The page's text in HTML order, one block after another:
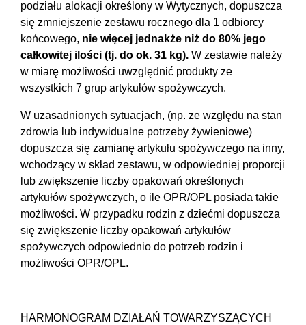
podziału alokacji określony w Wytycznych, dopuszcza
się zmniejszenie zestawu rocznego dla 1 odbiorcy
końcowego, nie więcej jednakże niż do 80% jego
całkowitej ilości (tj. do ok. 31 kg). W zestawie należy
w miarę możliwości uwzględnić produkty ze
wszystkich 7 grup artykułów spożywczych.
W uzasadnionych sytuacjach, (np. ze względu na stan
zdrowia lub indywidualne potrzeby żywieniowe)
dopuszcza się zamianę artykułu spożywczego na inny,
wchodzący w skład zestawu, w odpowiedniej proporcji
lub zwiększenie liczby opakowań określonych
artykułów spożywczych, o ile OPR/OPL posiada takie
możliwości. W przypadku rodzin z dziećmi dopuszcza
się zwiększenie liczby opakowań artykułów
spożywczych odpowiednio do potrzeb rodzin i
możliwości OPR/OPL.
HARMONOGRAM DZIAŁAŃ TOWARZYSZĄCYCH